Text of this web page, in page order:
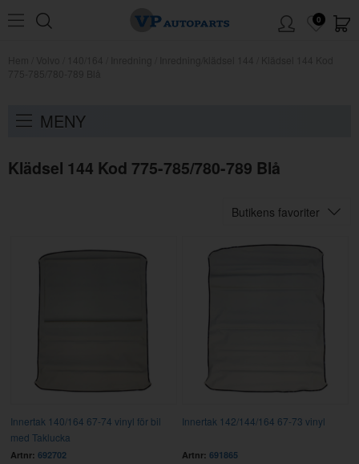
0
MENY
Klädsel 144 Kod 775-785/780-789 Blå
Butikens favoriter
Innertak 140/164 67-74 vinyl för bil
med Taklucka
Artnr: 692702
Innertak 142/144/164 67-73 vinyl
Artnr: 691865